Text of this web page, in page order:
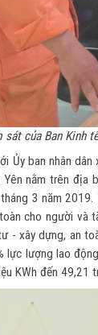
sát của Ban Kinh
Ủy ban nhân
Yên nằm trên địa
3 năm 2019.
cho người và
- xây dựng, an
lượng lao
KWh đến 49,21